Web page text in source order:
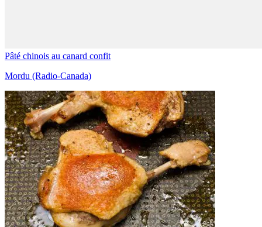
Pâté chinois au canard confit
Mordu (Radio-Canada)